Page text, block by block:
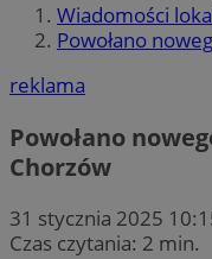
Wiadomości
Powołano
reklama
Powołano
Chorzów
31 stycznia 2025
Czas czytania: 2 min.